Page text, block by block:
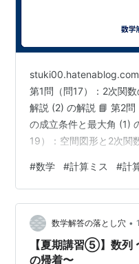
第1問（問17）：2次関
解説 (2) の解説 📘 第2
の成立条件と最大角 (1)
19）：空間図形と2次関
の解説 📘 第5問（問21
問（問22）：確率と漸
解説 📝 夏期講習シリー
ちは！高校数学解説…
#数学 #計算ミス #計
数学解答の落とし穴 •
【夏期講習⑤】数列
の帰着〜